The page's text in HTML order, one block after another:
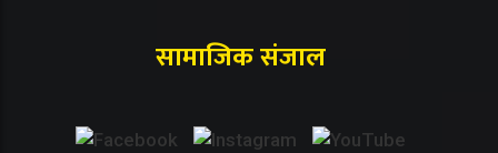
सामाजिक संजाल